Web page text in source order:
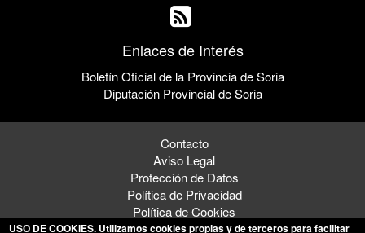
Enlaces de Interés
Boletín Oficial de la Provincia de Soria
Diputación Provincial de Soria
Contacto
Aviso Legal
Protección de Datos
Política de Privacidad
Política de Cookies
USO DE COOKIES. Utilizamos cookies propias y de terceros para facilitar